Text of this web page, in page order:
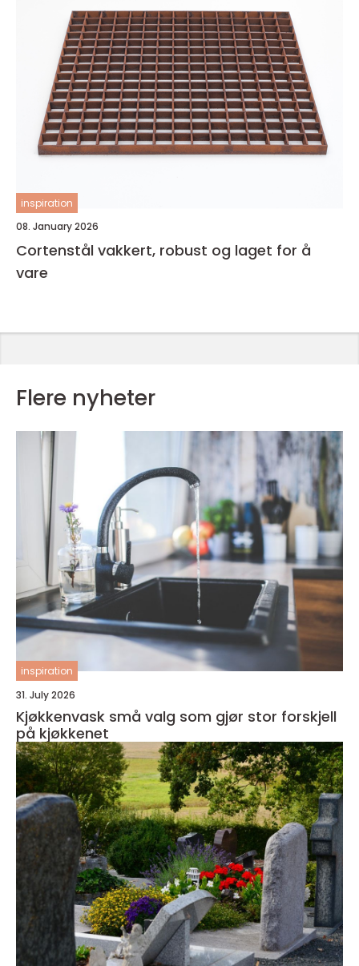
inspiration
08. January 2026
Cortenstål vakkert, robust og laget for å
vare
Flere nyheter
inspiration
31. July 2026
Kjøkkenvask små valg som gjør stor forskjell
på kjøkkenet